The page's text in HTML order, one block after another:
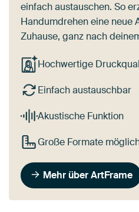
einfach austauschen. So
Handumdrehen eine neue
Zuhause, ganz nach
Hochwertige
Einfach austauschbar
Akustische Funktion
Große Formate
Mehr über ArtFrame